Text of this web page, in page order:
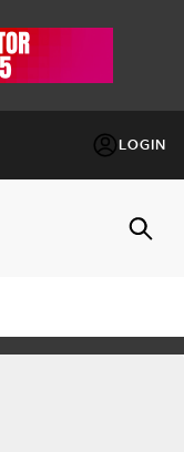
LOGIN
FACTOR
PECHINO